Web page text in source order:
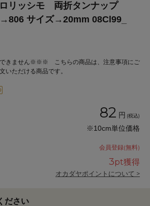
ロリッシモ 両折タンナップ
→806 サイズ→20mm 08Cl99_
きません※※※ こちらの商品は、注意事項にご
いただける商品です。
82 円 (税込)
※10cm単位価格
会員登録(無料)
3pt獲得
オカダヤポイントについて >
ださい